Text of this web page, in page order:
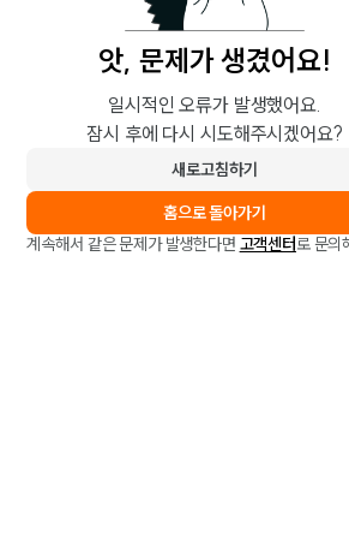
앗, 문제가 생겼어요!
일시적인 오류가 발생했어요.
잠시 후에 다시 시도해주시겠어요?
새로고침하기
홈으로 돌아가기
계속해서 같은 문제가 발생한다면 고객센터로 문의